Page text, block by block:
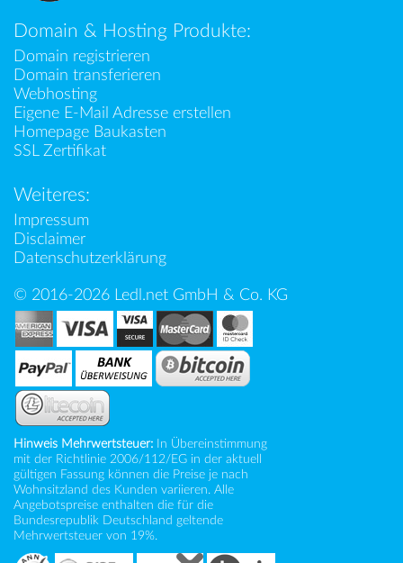
Domain & Hosting Produkte:
Domain registrieren
Domain transferieren
Webhosting
Eigene E-Mail Adresse erstellen
Homepage Baukasten
SSL Zertifikat
Weiteres:
Impressum
Disclaimer
Datenschutzerklärung
© 2016-2026 Ledl.net GmbH & Co. KG
Hinweis Mehrwertsteuer: In Übereinstimmung
mit der Richtlinie 2006/112/EG in der aktuell
gültigen Fassung können die Preise je nach
Wohnsitzland des Kunden variieren. Alle
Angebotspreise enthalten die für die
Bundesrepublik Deutschland geltende
Mehrwertsteuer von 19%.